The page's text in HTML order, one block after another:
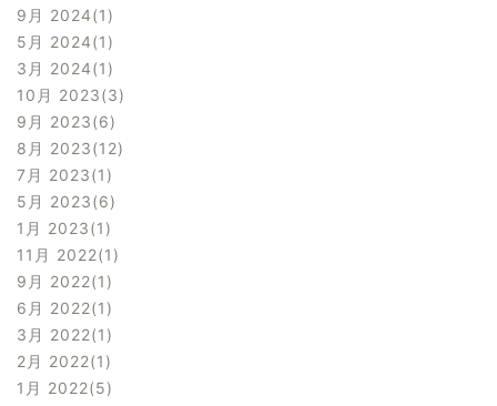
9月 2024 1
5月 2024 1
3月 2024 1
10月 2023 3
9月 2023 6
8月 2023 12
7月 2023 1
5月 2023 6
1月 2023 1
11月 2022 1
9月 2022 1
6月 2022 1
3月 2022 1
2月 2022 1
1月 2022 5